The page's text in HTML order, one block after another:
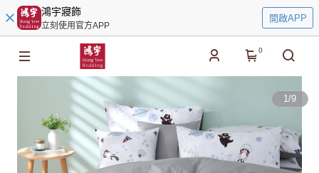
鴻宇寢飾
立刻使用官方APP
開啟APP
0
1/9